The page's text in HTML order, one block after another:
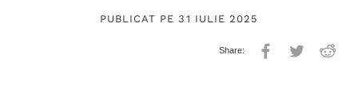
PUBLICAT PE 31 IULIE 2025